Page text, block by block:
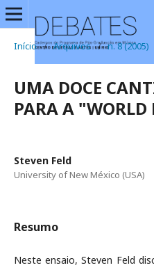
Início / Arquivos / n. 8 (2005)
UMA DOCE
PARA A
Steven Feld
University of New México (USA)
Resumo
Neste ensaio, Steven Feld